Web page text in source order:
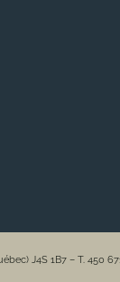
J4S 1B7 – T. 450